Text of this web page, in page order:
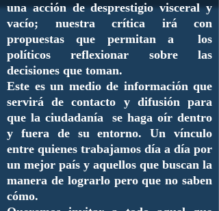
una acción de desprestigio visceral y
vacío; nuestra crítica irá con
propuestas que permitan a los
políticos reflexionar sobre las
decisiones que toman.
Este es un medio de información que
servirá de contacto y difusión para
que la ciudadanía se haga oír dentro
y fuera de su entorno. Un vínculo
entre quienes trabajamos día a día por
un mejor país y aquellos que buscan la
manera de lograrlo pero que no saben
cómo.